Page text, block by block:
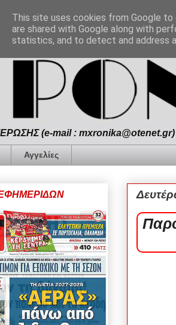
(e-mail :
Αγγελίες
This site uses cookies from Google
are shared with Google along with
statistics, and to detect and address